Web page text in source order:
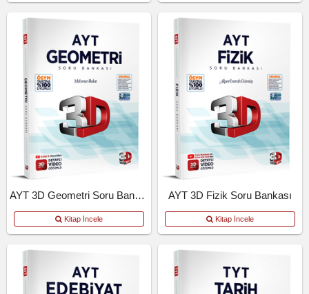
AYT 3D Geometri Soru Bankası
Kitap İncele
AYT 3D Fizik Soru Bankası
Kitap İncele